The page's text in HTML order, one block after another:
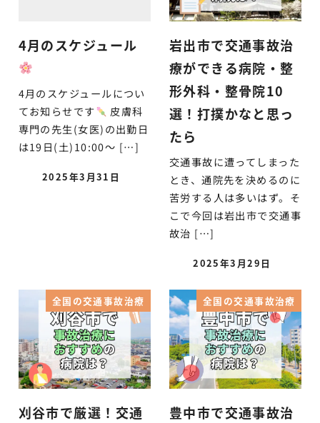
4月のスケジュール
4月のスケジュールについ
てお知らせです
皮膚科
専門の先生(女医)の出勤日
は19日(土)10:00～ […]
2025年3月31日
岩出市で交通事故治
療ができる病院・整
形外科・整骨院10
選！打撲かなと思っ
たら
交通事故に遭ってしまった
とき、通院先を決めるのに
苦労する人は多いはず。そ
こで今回は岩出市で交通事
故治 […]
2025年3月29日
全国の交通事故治療
刈谷市で厳選！交通
全国の交通事故治療
豊中市で交通事故治